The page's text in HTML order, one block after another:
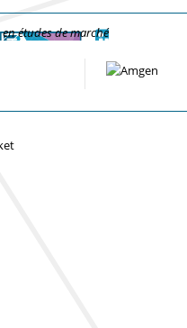
études de marché